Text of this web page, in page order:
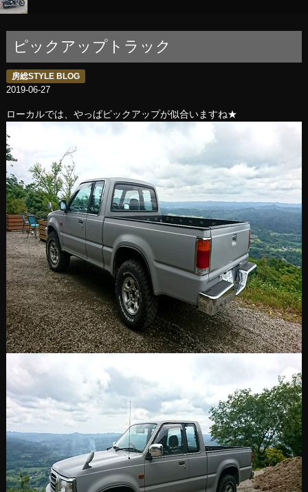
ピックアップトラック
房総STYLE BLOG
2019-06-27
ローカルでは、やっぱピックアップが似合いますね★